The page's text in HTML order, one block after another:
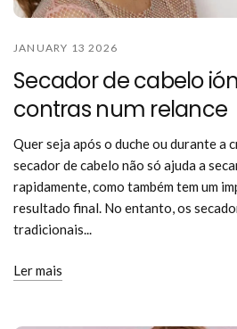
JANUARY 13 2026
Secador de cabelo
contras num relance
Quer seja após o duche ou durante a
secador de cabelo não só ajuda a
rapidamente, como também tem um
resultado final. No entanto, os
tradicionais...
Ler mais